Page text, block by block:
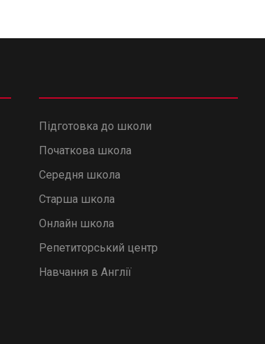
Підготовка до школи
Початкова школа
Середня школа
Старша школа
Онлайн школа
Репетиторський центр
Навчання в Англії